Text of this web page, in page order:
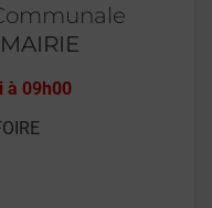
à 09h00